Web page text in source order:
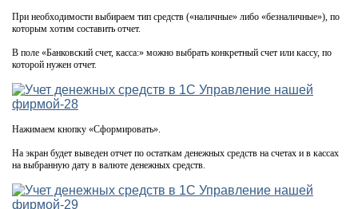
При необходимости выбираем тип средств («наличные» либо «безналичные»), по
которым хотим составить отчет.
В поле «Банковский счет, касса:» можно выбрать конкретный счет или кассу, по
которой нужен отчет.
Нажимаем кнопку «Сформировать».
На экран будет выведен отчет по остаткам денежных средств на счетах и в кассах
на выбранную дату в валюте денежных средств.